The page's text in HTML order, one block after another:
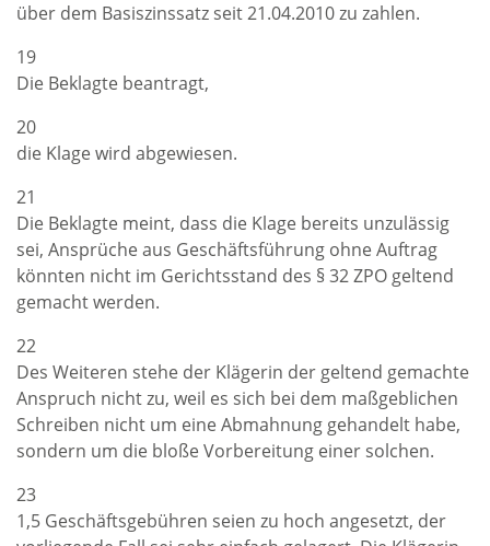
über dem Basiszinssatz seit 21.04.2010 zu zahlen.
19
Die Beklagte beantragt,
20
die Klage wird abgewiesen.
21
Die Beklagte meint, dass die Klage bereits unzulässig
sei, Ansprüche aus Geschäftsführung ohne Auftrag
könnten nicht im Gerichtsstand des § 32 ZPO geltend
gemacht werden.
22
Des Weiteren stehe der Klägerin der geltend gemachte
Anspruch nicht zu, weil es sich bei dem maßgeblichen
Schreiben nicht um eine Abmahnung gehandelt habe,
sondern um die bloße Vorbereitung einer solchen.
23
1,5 Geschäftsgebühren seien zu hoch angesetzt, der